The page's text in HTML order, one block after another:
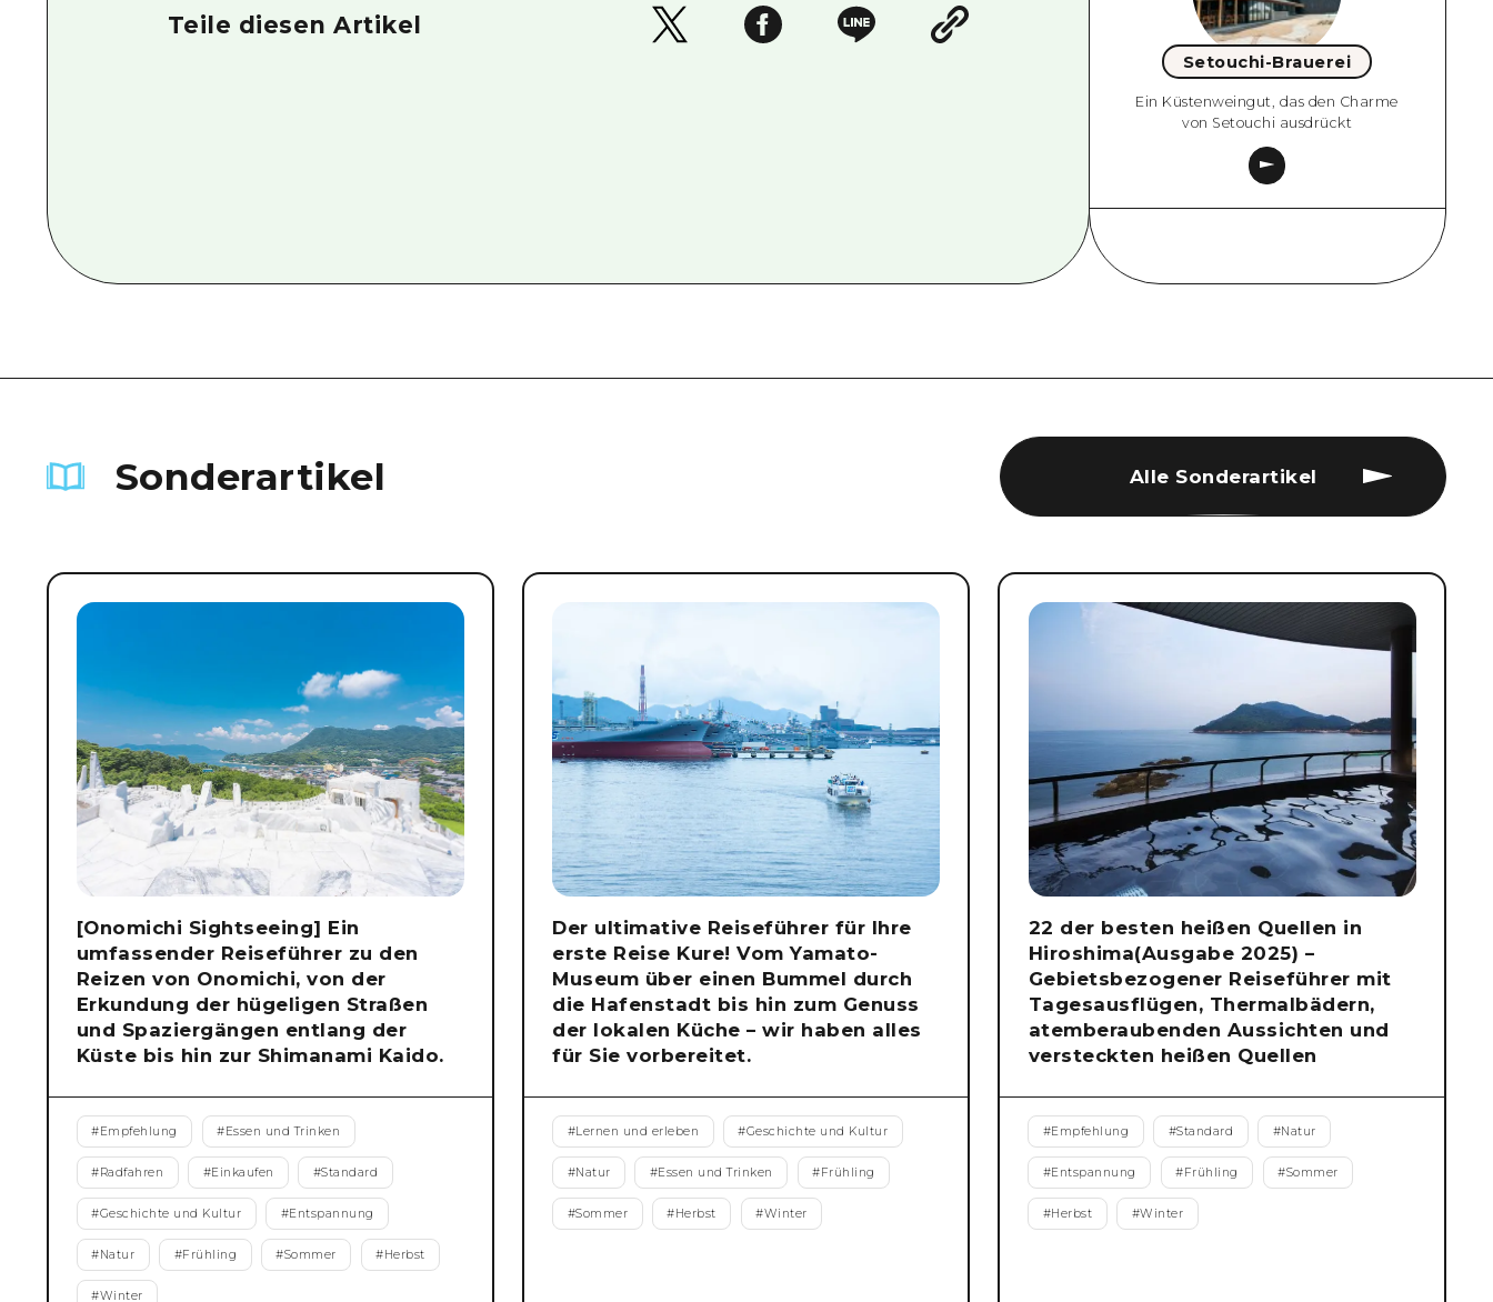
Teile diesen Artikel
Setouchi-Brauerei
Ein Küstenweingut, das den Charme
von Setouchi ausdrückt
Sonderartikel Alle Sonderartikel
[Onomichi Sightseeing] Ein
umfassender Reiseführer zu den
Reizen von Onomichi, von der
Erkundung der hügeligen Straßen
und Spaziergängen entlang der
Küste bis hin zur Shimanami Kaido.
#Empfehlung #Essen und Trinken
#Radfahren #Einkaufen #Standard
#Geschichte und Kultur #Entspannung
#Natur #Frühling #Sommer #Herbst
#Winter
Der ultimative Reiseführer für Ihre
erste Reise Kure! Vom Yamato-
Museum über einen Bummel durch
die Hafenstadt bis hin zum Genuss
der lokalen Küche – wir haben alles
für Sie vorbereitet.
#Lernen und erleben #Geschichte und Kultur
#Natur #Essen und Trinken #Frühling
#Sommer #Herbst #Winter
22 der besten heißen Quellen in
Hiroshima(Ausgabe 2025) –
Gebietsbezogener Reiseführer mit
Tagesausflügen, Thermalbädern,
atemberaubenden Aussichten und
versteckten heißen Quellen
#Empfehlung #Standard #Natur
#Entspannung #Frühling #Sommer
#Herbst #Winter